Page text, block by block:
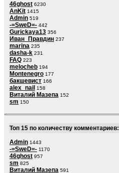
46ghost 6230
AnKit 1415
Admin 519
-=SweD=- 442
Gurickaya13 356
Иван_Правдин 237
marina 235
dasha-k 231
FAQ 223
melocheb 194
Montenegro 177
бакшевист 166
alex_nail 158
Виталий Мазепа 152
sm 150
Топ 15 по количеству комментариев:
Admin 1443
-=SweD=- 1170
46ghost 957
sm 825
Виталий Мазепа 591